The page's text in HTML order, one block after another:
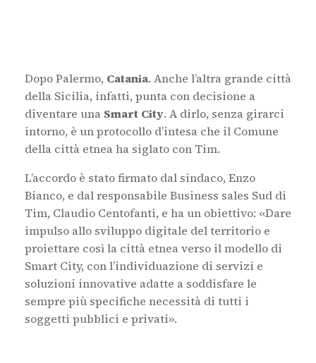
Dopo Palermo, Catania. Anche l’altra grande città
della Sicilia, infatti, punta con decisione a
diventare una Smart City. A dirlo, senza girarci
intorno, è un protocollo d’intesa che il Comune
della città etnea ha siglato con Tim.
L’accordo è stato firmato dal sindaco, Enzo
Bianco, e dal responsabile Business sales Sud di
Tim, Claudio Centofanti, e ha un obiettivo: «Dare
impulso allo sviluppo digitale del territorio e
proiettare così la città etnea verso il modello di
Smart City, con l’individuazione di servizi e
soluzioni innovative adatte a soddisfare le
sempre più specifiche necessità di tutti i
soggetti pubblici e privati».